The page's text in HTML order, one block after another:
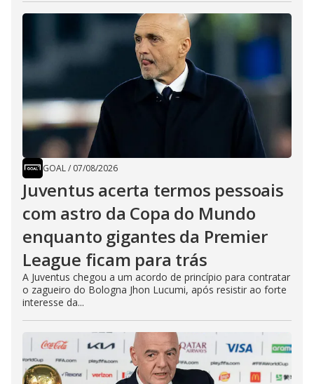
GOAL/ 07/08/2026
Juventus acerta termos pessoais
com astro da Copa do Mundo
enquanto gigantes da Premier
League ficam para trás
A Juventus chegou a um acordo de princípio para contratar
o zagueiro do Bologna Jhon Lucumi, após resistir ao forte
interesse da...